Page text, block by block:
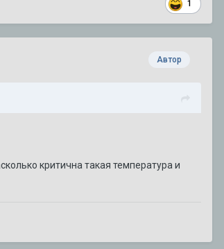
1
Автор
критична такая температура и